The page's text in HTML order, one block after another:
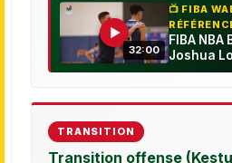
▶
32:00
📺 FIBA
FIBA NBA
Joshua
offense,
TRANSITION
Transition offense